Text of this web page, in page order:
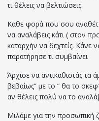
τι θέλεις να βελτιώσεις.
Κάθε φορά που σου
να αναλάβεις κάτι ( στον
καταρχήν να δεχτείς. Κάνε
παρατήρησε τι συμβαίνει
Άρχισε να αντικαθιστάς τα
βεβαίως” με το “ θα το
αν θέλεις πολύ να το
Μιλάμε για την προσωπική